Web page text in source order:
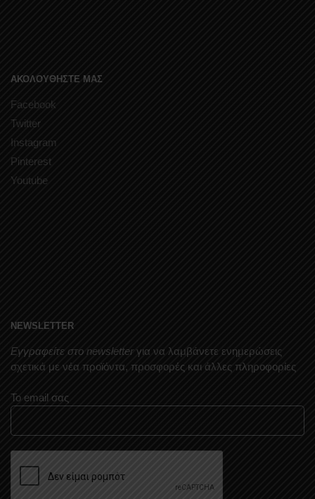
ΑΚΟΛΟΥΘΗΣΤΕ ΜΑΣ
Facebook
Twitter
Instagram
Pinterest
Youtube
NEWSLETTER
Εγγραφείτε στο newsletter για να λαμβάνετε ενημερώσεις
σχετικά με νέα προϊόντα, προσφορές και άλλες πληροφορίες
Το email σας